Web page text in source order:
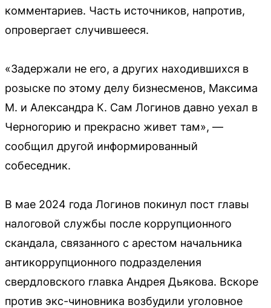
комментариев. Часть источников, напротив,
опровергает случившееся.
«Задержали не его, а других находившихся в
розыске по этому делу бизнесменов, Максима
М. и Александра К. Сам Логинов давно уехал в
Черногорию и прекрасно живет там», —
сообщил другой информированный
собеседник.
В мае 2024 года Логинов покинул пост главы
налоговой службы после коррупционного
скандала, связанного с арестом начальника
антикоррупционного подразделения
свердловского главка Андрея Дьякова. Вскоре
против экс-чиновника возбудили уголовное